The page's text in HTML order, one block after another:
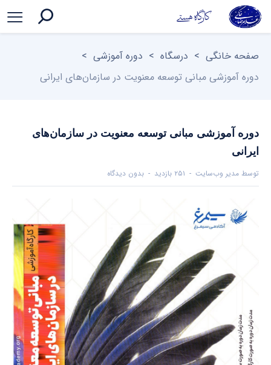
صفحه خانگی > درسگاه > دوره آموزشی >
دوره آموزشی مبانی توسعه معنویت در سازمان‌های ایرانی
دوره آموزشی مبانی توسعه معنویت در سازمان‌های
ایرانی
توسط مدیر وب‌سایت ۲۵۱ بازدید بدون دیدگاه